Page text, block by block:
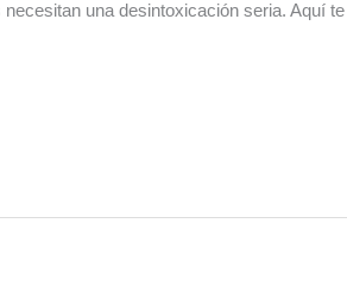
una desintoxicación seria. Aquí